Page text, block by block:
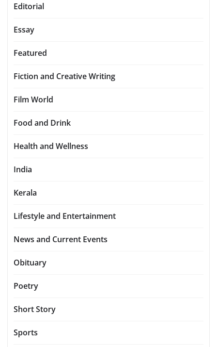
Editorial
Essay
Featured
Fiction and Creative Writing
Film World
Food and Drink
Health and Wellness
India
Kerala
Lifestyle and Entertainment
News and Current Events
Obituary
Poetry
Short Story
Sports